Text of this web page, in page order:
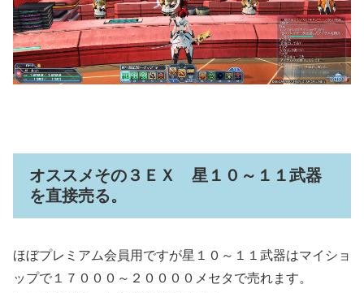
オススメその３ＥＸ 星１０～１１武器
を直接売る。
ほぼプレミアム会員用ですが星１０～１１武器はマイショ
ップで１７０００～２００００メセタで売れます。